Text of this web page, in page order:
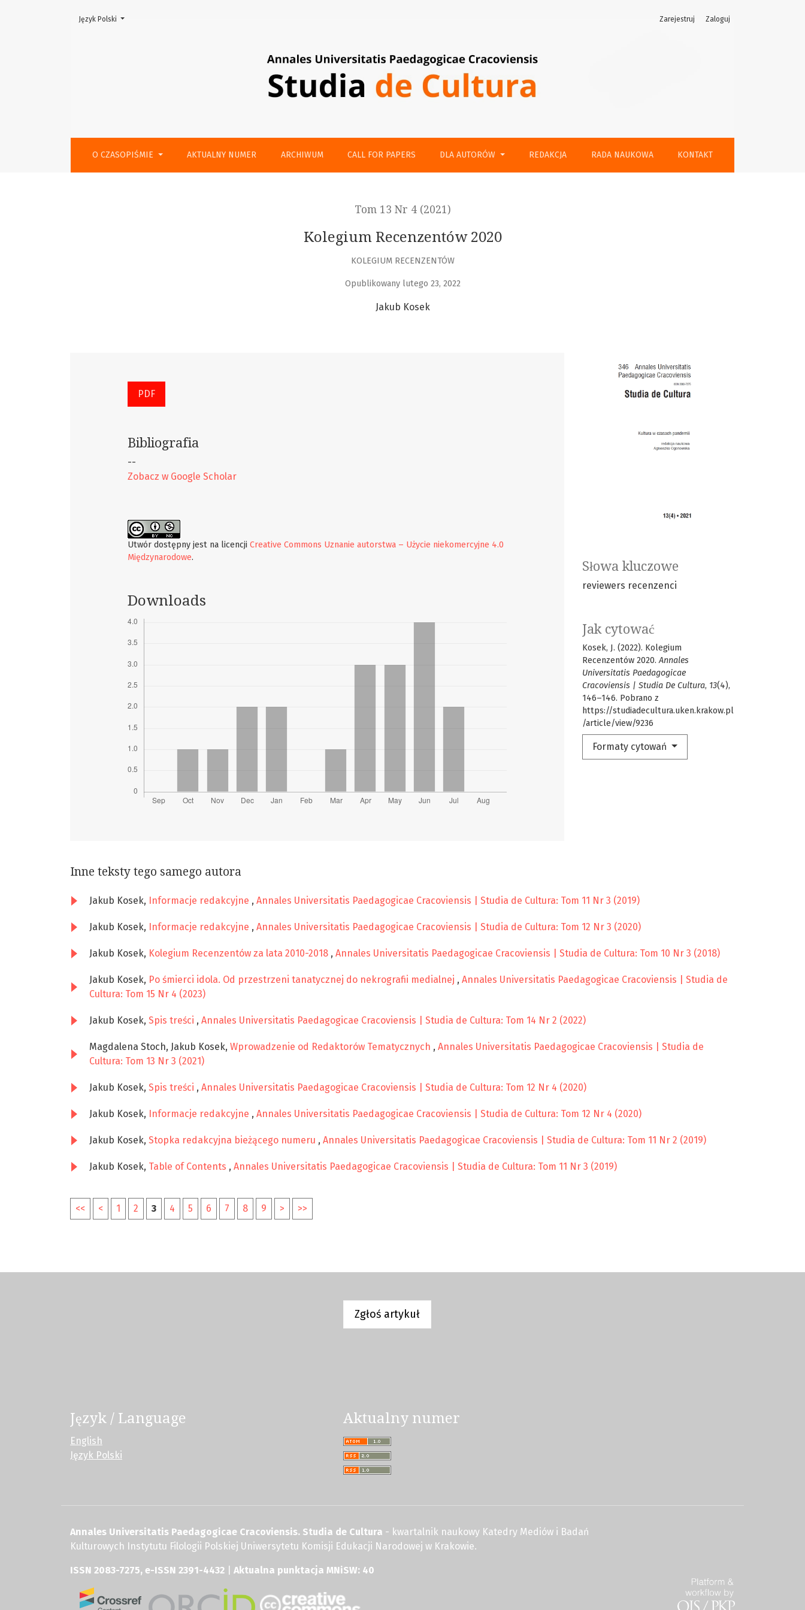
Kolegium Recenzentów 2020
O CZASOPIŚMIE AKTUALNY NUMER ARCHIWUM CALL FOR PAPERS DLA AUTORÓW REDAKCJA RADA NAUKOWA KONTAKT
Zarejestruj Zaloguj
Zmień język, obecnie wybrany to:
Język Polski
Tom 13 Nr 4 (2021)
Kolegium Recenzentów 2020
KOLEGIUM RECENZENTÓW
Opublikowany lutego 23, 2022
Jakub Kosek
Słowa kluczowe
reviewers recenzenci
Jak cytować
Kosek, J. (2022). Kolegium
Recenzentów 2020.Annales
Universitatis Paedagogicae
Cracoviensis | Studia De Cultura, 13(4),
146–146. Pobrano z
https://studiadecultura.uken.krakow.pl
/article/view/9236
Formaty cytowań
PDF
Bibliografia
--
Zobacz w Google Scholar
Utwór dostępny jest na licencji Creative Commons Uznanie autorstwa – Użycie niekomercyjne 4.0
Międzynarodowe.
Downloads
Inne teksty tego samego autora
Jakub Kosek, Informacje redakcyjne , Annales Universitatis Paedagogicae Cracoviensis | Studia de Cultura: Tom 11 Nr 3 (2019)
Jakub Kosek, Informacje redakcyjne , Annales Universitatis Paedagogicae Cracoviensis | Studia de Cultura: Tom 12 Nr 3 (2020)
Jakub Kosek, Kolegium Recenzentów za lata 2010-2018 , Annales Universitatis Paedagogicae Cracoviensis | Studia de Cultura: Tom 10 Nr 3 (2018)
Jakub Kosek, Po śmierci idola. Od przestrzeni tanatycznej do nekrografii medialnej , Annales Universitatis Paedagogicae Cracoviensis | Studia de
Cultura: Tom 15 Nr 4 (2023)
Jakub Kosek, Spis treści , Annales Universitatis Paedagogicae Cracoviensis | Studia de Cultura: Tom 14 Nr 2 (2022)
Magdalena Stoch, Jakub Kosek, Wprowadzenie od Redaktorów Tematycznych , Annales Universitatis Paedagogicae Cracoviensis | Studia de
Cultura: Tom 13 Nr 3 (2021)
Jakub Kosek, Spis treści , Annales Universitatis Paedagogicae Cracoviensis | Studia de Cultura: Tom 12 Nr 4 (2020)
Jakub Kosek, Informacje redakcyjne , Annales Universitatis Paedagogicae Cracoviensis | Studia de Cultura: Tom 12 Nr 4 (2020)
Jakub Kosek, Stopka redakcyjna bieżącego numeru , Annales Universitatis Paedagogicae Cracoviensis | Studia de Cultura: Tom 11 Nr 2 (2019)
Jakub Kosek, Table of Contents , Annales Universitatis Paedagogicae Cracoviensis | Studia de Cultura: Tom 11 Nr 3 (2019)
<< < 1 2 3 4 5 6 7 8 9 > >>
Zgłoś artykuł
Język / Language
English
Język Polski
Aktualny numer
Annales Universitatis Paedagogicae Cracoviensis. Studia de Cultura - kwartalnik naukowy Katedry Mediów i Badań
Kulturowych Instytutu Filologii Polskiej Uniwersytetu Komisji Edukacji Narodowej w Krakowie.
ISSN 2083-7275, e-ISSN 2391-4432 Aktualna punktacja MNiSW: 40